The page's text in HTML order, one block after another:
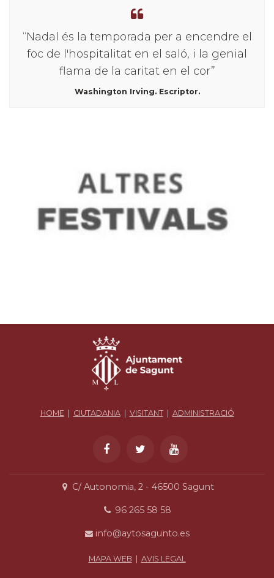
“Nadal és la temporada per a encendre el
foc de l'hospitalitat en el saló, i la genial
flama de la caritat en el cor”
Washington Irving. Escriptor.
HOME | CIUTADANIA| VISITANT| ADMINISTRACIÓ
C/ Autonomia, 2 - 46500 Sagunt
96 265 58 58
info@aytosagunto.es
MAPA WEB AVIS LEGAL